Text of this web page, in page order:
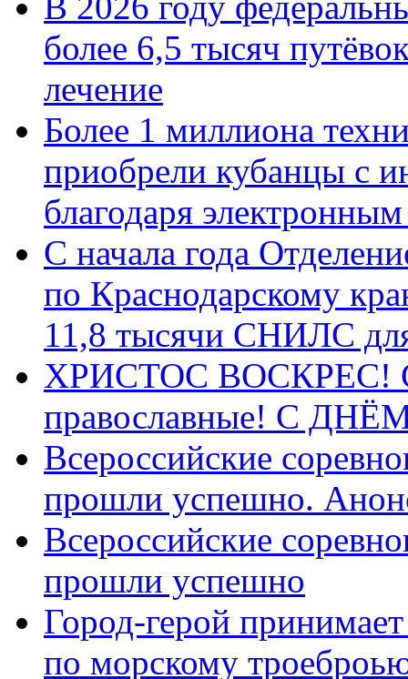
более 6,5 тысяч
лечение
Более 1 миллиона
приобрели кубанцы с
благодаря
С начала года
по Краснодарскому
11,8 тысячи СНИЛС
ХРИСТОС ВОСКРЕС! С
православные! C
Всероссийские
прошли успешно.
Всероссийские
прошли успешно
Город-герой
по морскому